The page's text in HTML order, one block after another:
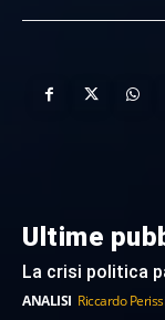
Ultime
La crisi politica
ANALISI Riccardo